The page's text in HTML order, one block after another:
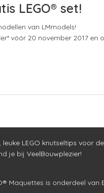
LEGO® set!
van LMmodels!
vóór 20 november 2017 en
, leuke LEGO knutseltips voor
je bij VeelBouwplezier!
Maquettes is onderdeel van